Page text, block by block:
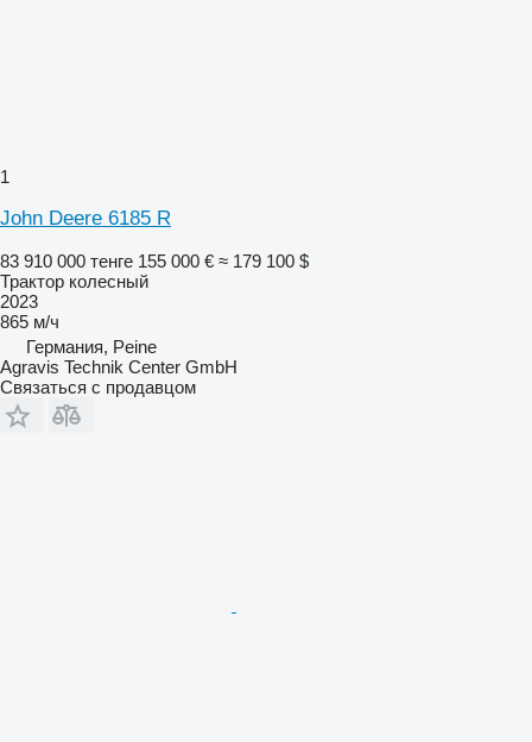
1
John Deere 6185 R
83 910 000 тенге 155 000 € ≈ 179 100 $
Трактор колесный
2023
865 м/ч
Германия, Peine
Agravis Technik Center GmbH
Связаться с продавцом